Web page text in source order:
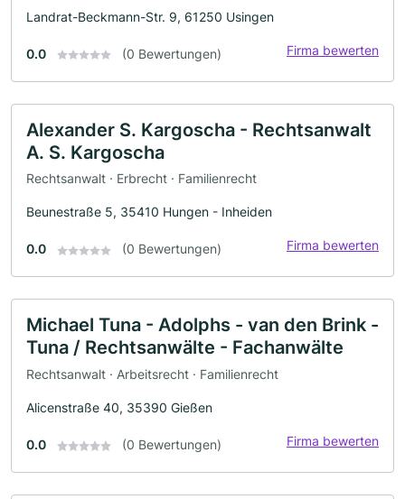
Landrat-Beckmann-Str. 9, 61250 Usingen
0.0 (0 Bewertungen) Firma bewerten
Alexander S. Kargoscha - Rechtsanwalt
A. S. Kargoscha
Rechtsanwalt · Erbrecht · Familienrecht
Beunestraße 5, 35410 Hungen - Inheiden
0.0 (0 Bewertungen) Firma bewerten
Michael Tuna - Adolphs - van den Brink -
Tuna / Rechtsanwälte - Fachanwälte
Rechtsanwalt · Arbeitsrecht · Familienrecht
Alicenstraße 40, 35390 Gießen
0.0 (0 Bewertungen) Firma bewerten